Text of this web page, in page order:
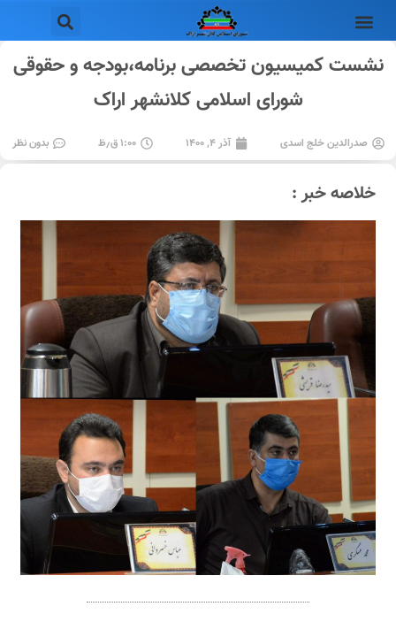
نشست کمیسیون تخصصی برنامه،بودجه و حقوقی
شورای اسلامی کلانشهر اراک
صدرالدین خلج اسدی آذر ۴, ۱۴۰۰ ۱:۰۰ ق٫ظ بدون نظر
خلاصه خبر :